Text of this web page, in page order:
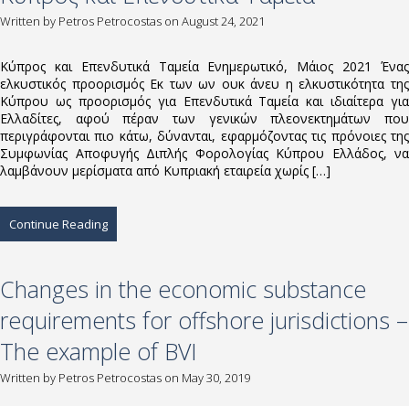
Written by Petros Petrocostas on August 24, 2021
Κύπρος και Επενδυτικά Ταμεία Ενημερωτικό, Μάιος 2021 Ένας
ελκυστικός προορισμός Εκ των ων ουκ άνευ η ελκυστικότητα της
Κύπρου ως προορισμός για Επενδυτικά Ταμεία και ιδιαίτερα για
Ελλαδίτες, αφού πέραν των γενικών πλεονεκτημάτων που
περιγράφονται πιο κάτω, δύνανται, εφαρμόζοντας τις πρόνοιες της
Συμφωνίας Αποφυγής Διπλής Φορολογίας Κύπρου Ελλάδος, να
λαμβάνουν μερίσματα από Κυπριακή εταιρεία χωρίς […]
Continue Reading
Changes in the economic substance
requirements for offshore jurisdictions –
The example of BVI
Written by Petros Petrocostas on May 30, 2019